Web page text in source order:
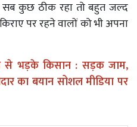
सब कुछ ठीक रहा तो बहुत जल्द
पर रहने वालों को भी अपना
से भड़के किसान : सड़क जाम,
का बयान सोशल मीडिया पर